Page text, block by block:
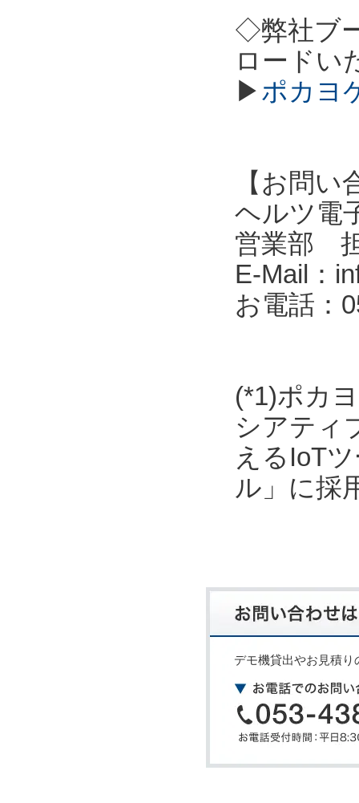
◇弊社ブ
ロードい
▶ポカヨ
【お問い
ヘルツ電
営業部
E-Mail：
お電話：
(*1)ポカ
シアティ
えるIoT
ル」に採
デモ機貸出やお見積